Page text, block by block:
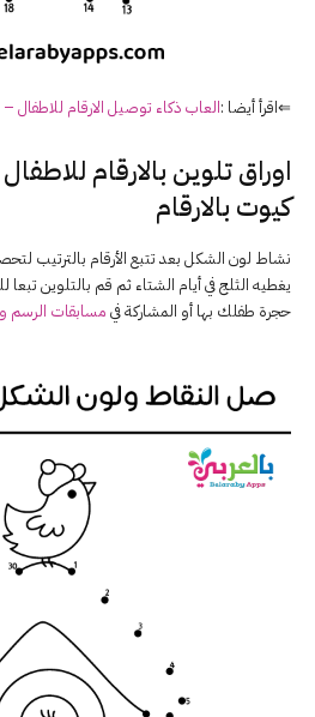
⇐اقرأ أيضا :العاب ذكاء توصيل الارقام للاطفال
اوراق تلوين بالارقام
كيوت بالارقام
نشاط لون الشكل بعد تتبع الأرقام بالترتيب
يغطيه الثلج في أيام الشتاء ثم قم بالتلوين تبعا
حجرة طفلك بها أو المشاركة في مسابقات الرسم